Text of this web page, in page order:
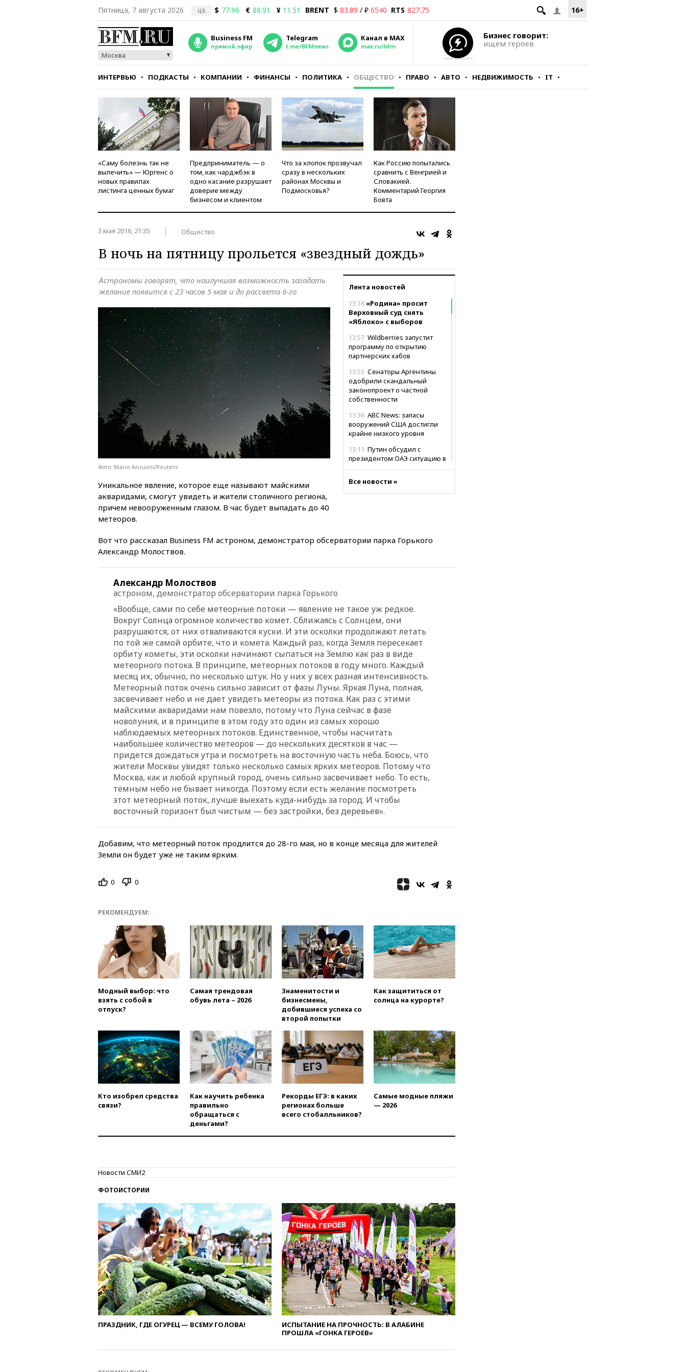
16+
Пятница, 7 августа 2026 ЦБ $ 77.96 € 88.91 ¥ 11.51 BRENT $ 83.89 / ₽ 6540 RTS 827.75
Москва
Business FM
прямой эфир
Telegram
t.me/BFMnews
Канал в MAX
max.ru/bfm
Бизнес говорит:
ищем героев
ИНТЕРВЬЮ ПОДКАСТЫ КОМПАНИИ ФИНАНСЫ ПОЛИТИКА ОБЩЕСТВО ПРАВО АВТО НЕДВИЖИМОСТЬ IT
СТИЛЬ ТЕСТЫ
«Саму болезнь так не
вылечить» — Юргенс о
новых правилах
листинга ценных бумаг
Предприниматель — о
том, как чарджбэк в
одно касание разрушает
доверие между
бизнесом и клиентом
Что за хлопок прозвучал
сразу в нескольких
районах Москвы и
Подмосковья?
Как Россию попытались
сравнить с Венгрией и
Словакией.
Комментарий Георгия
Бовта
3 мая 2016, 21:35 Общество
В ночь на пятницу прольется «звездный дождь»
Лента новостей
13:16 «Родина» просит
Верховный суд снять
«Яблоко» с выборов
13:57 Wildberries запустит
программу по открытию
партнерских хабов
13:53 Сенаторы Аргентины
одобрили скандальный
законопроект о частной
собственности
13:36 ABC News: запасы
вооружений США достигли
крайне низкого уровня
13:11 Путин обсудил с
президентом ОАЭ ситуацию в
13:09Суд обязал москвичку
запустить групповые
12:30 Российские войска
взяли под контроль село
Анискино в Харьковской
области
12:15 Минцифры РФ не
планирует вводить
ограничения на доступ детей
в соцсети
11:58Резаи: Иран не допустит
открытия второго маршрута в
Ормузском проливе
11:48Жители Москвы и
Подмосковья сообщили о
громких взрывах
11:41 ТПП предлагает
изменить процедуру
банкротства для
пострадавших от атак БПЛА
продавцов
запуск мессенджера на
Россия рассчитывает
11:04
«Ведомости»: на партию
«Яблоко» ополчились
конкуренты
10:59
Торговые центры и кафе
в России могут обязать
бесплатно
10:41
признала свою вину
10:41
Пашинян: Армения
понимает невозможность
одновременного членства в
ЕС и ЕАЭС
20 сотрудников пунктов
обмена криптовалюты в
«Москве-Сити»
России
09:49WSJ: Трамп «сходит с
ума» из-за сообщений в СМИ
об истощении боеприпасов у
США
09:36Исландия и Черногория
в 2028 году могут войти в
состав Евросоюза
09:18Пашинян сообщил о
приверженности Армении
основополагающим
принципам ЕАЭС
удмуртской «Ижавиа»
Все новости »
Астрономы говорят, что наилучшая возможность загадать
желание появится с 23 часов 5 мая и до рассвета 6-го
Фото: Mario Anzuoni/Reuters
Уникальное явление, которое еще называют майскими
акваридами, смогут увидеть и жители столичного региона,
причем невооруженным глазом. В час будет выпадать до 40
метеоров.
Вот что рассказал Business FM астроном, демонстратор обсерватории парка Горького
Александр Молоствов.
Александр Молоствов
астроном, демонстратор обсерватории парка Горького
«Вообще, сами по себе метеорные потоки — явление не такое уж редкое.
Вокруг Солнца огромное количество комет. Сближаясь с Солнцем, они
разрушаются, от них отваливаются куски. И эти осколки продолжают летать
по той же самой орбите, что и комета. Каждый раз, когда Земля пересекает
орбиту кометы, эти осколки начинают сыпаться на Землю как раз в виде
метеорного потока. В принципе, метеорных потоков в году много. Каждый
месяц их, обычно, по несколько штук. Но у них у всех разная интенсивность.
Метеорный поток очень сильно зависит от фазы Луны. Яркая Луна, полная,
засвечивает небо и не дает увидеть метеоры из потока. Как раз с этими
майскими акваридами нам повезло, потому что Луна сейчас в фазе
новолуния, и в принципе в этом году это один из самых хорошо
наблюдаемых метеорных потоков. Единственное, чтобы насчитать
наибольшее количество метеоров — до нескольких десятков в час —
придется дождаться утра и посмотреть на восточную часть неба. Боюсь, что
жители Москвы увидят только несколько самых ярких метеоров. Потому что
Москва, как и любой крупный город, очень сильно засвечивает небо. То есть,
темным небо не бывает никогда. Поэтому если есть желание посмотреть
этот метеорный поток, лучше выехать куда-нибудь за город. И чтобы
восточный горизонт был чистым — без застройки, без деревьев».
Добавим, что метеорный поток продлится до 28-го мая, но в конце месяца для жителей
Земли он будет уже не таким ярким.
0 0
РЕКОМЕНДУЕМ:
Модный выбор: что
взять с собой в
отпуск?
Самая трендовая
обувь лета – 2026
Знаменитости и
бизнесмены,
добившиеся успеха со
второй попытки
Как защититься от
солнца на курорте?
Кто изобрел средства
связи?
Как научить ребенка
правильно
обращаться с
деньгами?
Рекорды ЕГЭ: в каких
регионах больше
всего стобалльников?
Самые модные пляжи
— 2026
Новости СМИ2
ФОТОИСТОРИИ
ПРАЗДНИК, ГДЕ ОГУРЕЦ — ВСЕМУ ГОЛОВА!
ИСПЫТАНИЕ НА ПРОЧНОСТЬ: В АЛАБИНЕ
ПРОШЛА «ГОНКА ГЕРОЕВ»